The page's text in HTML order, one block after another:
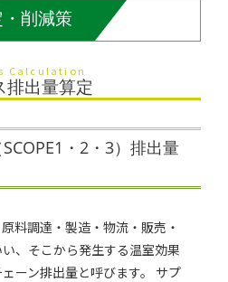
削減策
Calculation
排出量算定
・2・3）排出量
料調達・製造・物流・販売・
、そこから発生する温室効果
ーン排出量と呼びます。 サプ